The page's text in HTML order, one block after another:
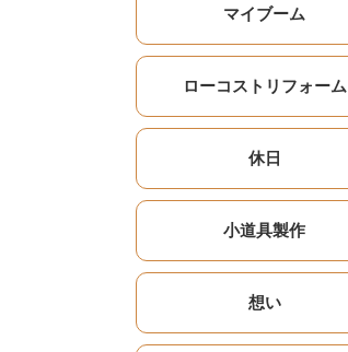
マイブーム
ローコストリフォーム
休日
小道具製作
想い